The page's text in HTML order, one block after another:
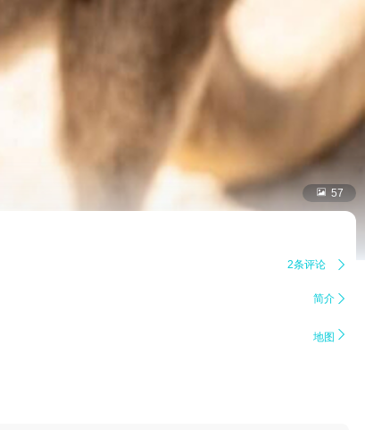
 57
2条评论 
简介 
地图 